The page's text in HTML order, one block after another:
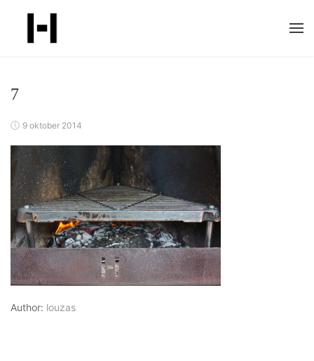
content
7
9 oktober 2014
Author: louzas